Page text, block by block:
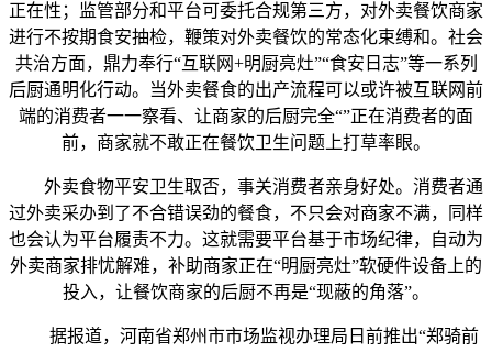
正在性；监管部分和平台可委托合规第三方，对外卖餐饮商家
进行不按期食安抽检，鞭策对外卖餐饮的常态化束缚和。社会
共治方面，鼎力奉行“互联网+明厨亮灶”“食安日志”等一系列
后厨通明化行动。当外卖餐食的出产流程可以或许被互联网前
端的消费者一一察看、让商家的后厨完全“”正在消费者的面
前，商家就不敢正在餐饮卫生问题上打草率眼。
外卖食物平安卫生取否，事关消费者亲身好处。消费者通
过外卖采办到了不合错误劲的餐食，不只会对商家不满，同样
也会认为平台履责不力。这就需要平台基于市场纪律，自动为
外卖商家排忧解难，补助商家正在“明厨亮灶”软硬件设备上的
投入，让餐饮商家的后厨不再是“现蔽的角落”。
据报道，河南省郑州市市场监视办理局日前推出“郑骑前